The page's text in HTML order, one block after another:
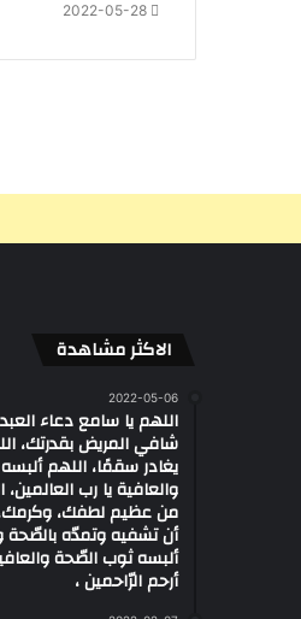
2022-05-28
الاكثر مشاهدة
2022-05-06
اللهم يا سامع دعاء
شافي المريض بقدرتك،
يغادر سقمًا، اللهم
والعافية يا رب
من عظيم لطفك،
أن تشفيه وتمدّه بالصّحة
ألبسه ثوب الصّحة
أرحم الرّاحمين ،